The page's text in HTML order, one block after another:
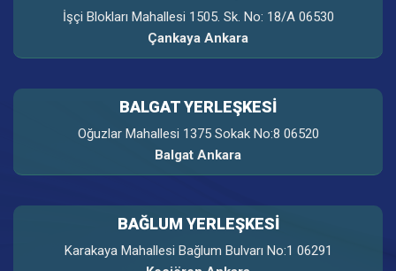
İşçi Blokları Mahallesi 1505. Sk. No: 18/A 06530
Çankaya Ankara
BALGAT YERLEŞKESİ
Oğuzlar Mahallesi 1375 Sokak No:8 06520
Balgat Ankara
BAĞLUM YERLEŞKESİ
Karakaya Mahallesi Bağlum Bulvarı No:1 06291